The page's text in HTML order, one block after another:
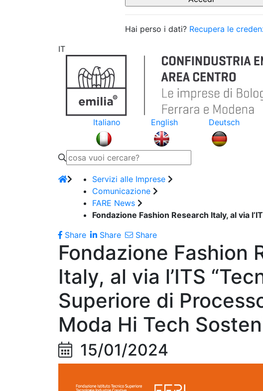
Hai perso i dati? Recupera le
IT
Italiano
English Deutsch
Servizi alle Imprese
Comunicazione
FARE News
Fondazione Fashion Research Italy, al via
Share
Share Share
Fondazione Fashion
Italy, al via l’ITS
Superiore di
Moda Hi Tech
15/01/2024